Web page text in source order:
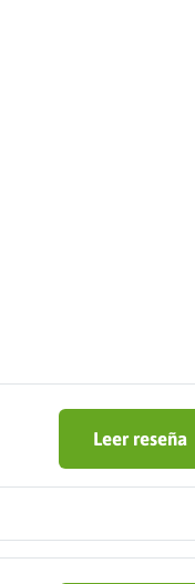
Leer reseña